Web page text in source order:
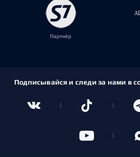
Партнёр
Подписывайся и следи за нами в